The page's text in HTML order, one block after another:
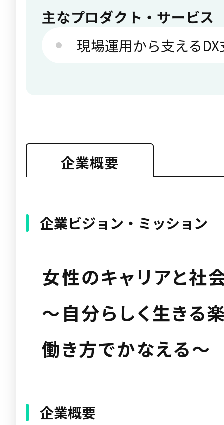
主なプロダクト・サービス
現場運用から支える
企業概要
企業ビジョン・ミッション
女性のキャリアと社
～自分らしく生きる
働き方でかなえる～
企業概要